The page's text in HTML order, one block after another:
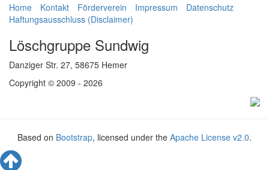
Home Kontakt Förderverein Impressum
Datenschutz
Haftungsausschluss (Disclaimer)
Löschgruppe Sundwig
Danziger Str. 27, 58675 Hemer
Copyright © 2009 - 2026
Based on Bootstrap, licensed under the Apache License v2.0.